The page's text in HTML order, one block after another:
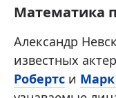
Математика
Александр
известных
Робертс и Марк